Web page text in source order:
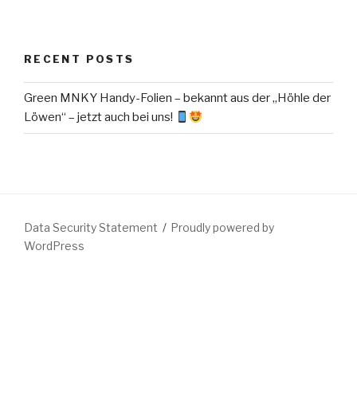
RECENT POSTS
Green MNKY Handy-Folien – bekannt aus der „Höhle der
Löwen“ – jetzt auch bei uns!
Data Security Statement
Proudly powered by
WordPress